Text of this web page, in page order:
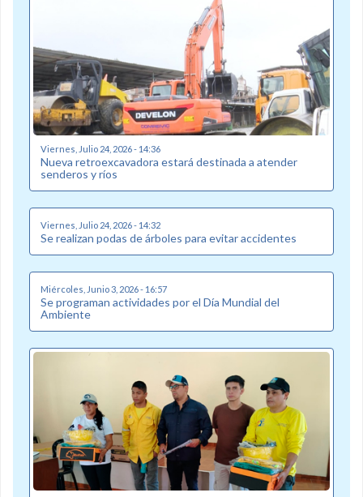
Viernes, Julio 24, 2026 - 14:36
Nueva retroexcavadora estará destinada a atender
senderos y ríos
Viernes, Julio 24, 2026 - 14:32
Se realizan podas de árboles para evitar accidentes
Miércoles, Junio 3, 2026 - 16:57
Se programan actividades por el Día Mundial del
Ambiente